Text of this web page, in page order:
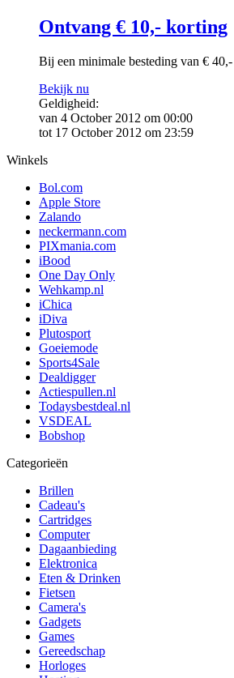
Ontvang € 10,- korting
Bij een minimale besteding van €
Bekijk nu
Geldigheid:
van 4 October 2012 om 00:00
tot 17 October 2012 om 23:59
Winkels
Bol.com
Apple Store
Zalando
neckermann.com
PIXmania.com
iBood
One Day Only
Wehkamp.nl
iChica
iDiva
Plutosport
Goeiemode
Sports4Sale
Dealdigger
Actiespullen.nl
Todaysbestdeal.nl
VSDEAL
Bobshop
Categorieën
Brillen
Cadeau's
Cartridges
Computer
Dagaanbieding
Elektronica
Eten & Drinken
Fietsen
Camera's
Gadgets
Games
Gereedschap
Horloges